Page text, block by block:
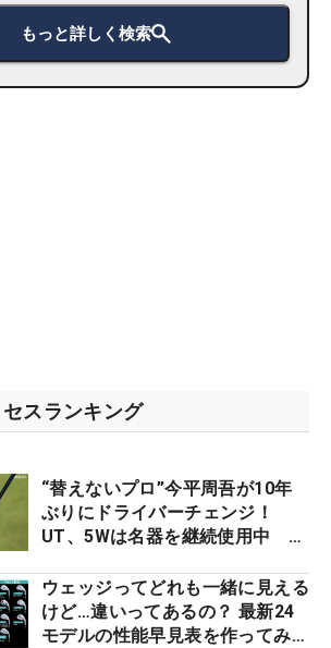
もっと詳しく検索
スランキング
“替えないプロ”今平周吾が10年
ぶりにドライバーチェンジ！
UT、5Wは名器を継続使用中 #
ウェッジってどれも一緒に見える
けど…違いってあるの？ 最新24
モデルの性能早見表を作ってみ